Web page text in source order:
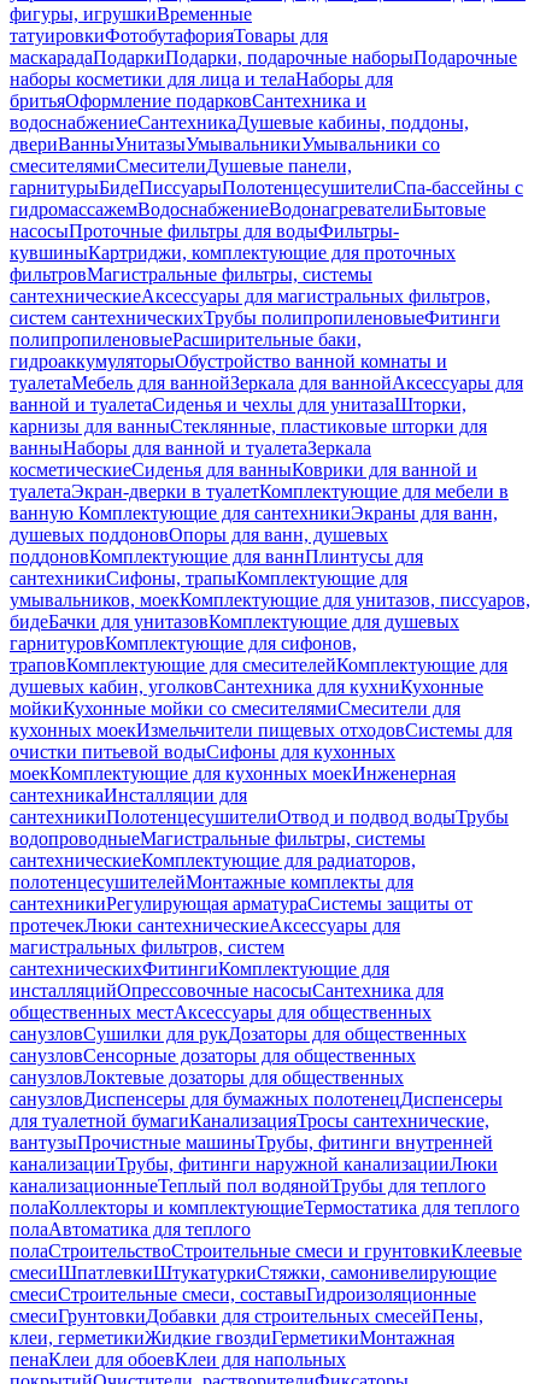
фигуры, игрушкиВременные
татуировкиФотобутафорияТовары для
маскарадаПодаркиПодарки, подарочные наборыПодарочные
наборы косметики для лица и телаНаборы для
бритьяОформление подарковСантехника и
водоснабжениеСантехникаДушевые кабины, поддоны,
двериВанныУнитазыУмывальникиУмывальники со
смесителямиСмесителиДушевые панели,
гарнитурыБидеПиссуарыПолотенцесушителиСпа-бассейны с
гидромассажемВодоснабжениеВодонагревателиБытовые
насосыПроточные фильтры для водыФильтры-
кувшиныКартриджи, комплектующие для проточных
фильтровМагистральные фильтры, системы
сантехническиеАксессуары для магистральных фильтров,
систем сантехническихТрубы полипропиленовыеФитинги
полипропиленовыеРасширительные баки,
гидроаккумуляторыОбустройство ванной комнаты и
туалетаМебель для ваннойЗеркала для ваннойАксессуары для
ванной и туалетаСиденья и чехлы для унитазаШторки,
карнизы для ванныСтеклянные, пластиковые шторки для
ванныНаборы для ванной и туалетаЗеркала
косметическиеСиденья для ванныКоврики для ванной и
туалетаЭкран-дверки в туалетКомплектующие для мебели в
ванную Комплектующие для сантехникиЭкраны для ванн,
душевых поддоновОпоры для ванн, душевых
поддоновКомплектующие для ваннПлинтусы для
сантехникиСифоны, трапыКомплектующие для
умывальников, моекКомплектующие для унитазов, писсуаров,
бидеБачки для унитазовКомплектующие для душевых
гарнитуровКомплектующие для сифонов,
траповКомплектующие для смесителейКомплектующие для
душевых кабин, уголковСантехника для кухниКухонные
мойкиКухонные мойки со смесителямиСмесители для
кухонных моекИзмельчители пищевых отходовСистемы для
очистки питьевой водыСифоны для кухонных
моекКомплектующие для кухонных моекИнженерная
сантехникаИнсталляции для
сантехникиПолотенцесушителиОтвод и подвод водыТрубы
водопроводныеМагистральные фильтры, системы
сантехническиеКомплектующие для радиаторов,
полотенцесушителейМонтажные комплекты для
сантехникиРегулирующая арматураСистемы защиты от
протечекЛюки сантехническиеАксессуары для
магистральных фильтров, систем
сантехническихФитингиКомплектующие для
инсталляцийОпрессовочные насосыСантехника для
общественных местАксессуары для общественных
санузловСушилки для рукДозаторы для общественных
санузловСенсорные дозаторы для общественных
санузловЛоктевые дозаторы для общественных
санузловДиспенсеры для бумажных полотенецДиспенсеры
для туалетной бумагиКанализацияТросы сантехнические,
вантузыПрочистные машиныТрубы, фитинги внутренней
канализацииТрубы, фитинги наружной канализацииЛюки
канализационныеТеплый пол водянойТрубы для теплого
полаКоллекторы и комплектующиеТермостатика для теплого
полаАвтоматика для теплого
полаСтроительствоСтроительные смеси и грунтовкиКлеевые
смесиШпатлевкиШтукатуркиСтяжки, самонивелирующие
смесиСтроительные смеси, составыГидроизоляционные
смесиГрунтовкиДобавки для строительных смесейПены,
клеи, герметикиЖидкие гвоздиГерметикиМонтажная
пенаКлеи для обоевКлеи для напольных